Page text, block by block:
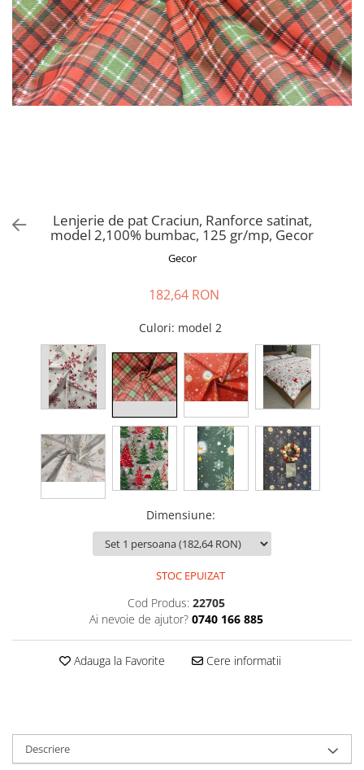
Lenjerie de pat Craciun, Ranforce satinat,
model 2,100% bumbac, 125 gr/mp, Gecor
Gecor
182,64 RON
Culori: model 2
Dimensiune:
STOC EPUIZAT
Cod Produs: 22705
Ai nevoie de ajutor? 0740 166 885
Adauga la Favorite Cere informatii
Descriere